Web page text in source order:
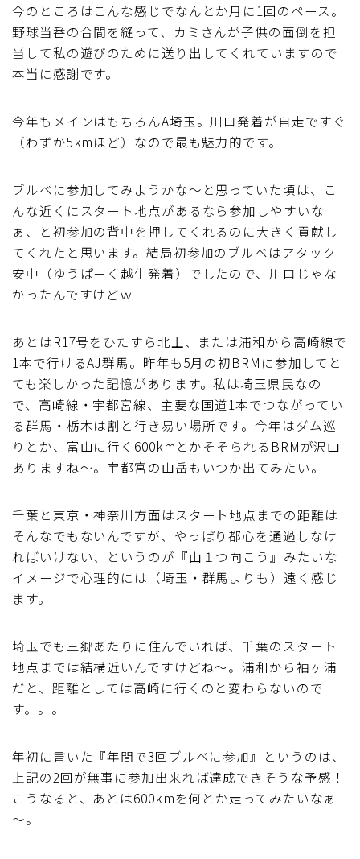
ブルベレポート2022
ブルべレポート2021
ブルベレポート2020
ブルベレポート2018
ブルベレポート2017
ブルベレポート2016
ブルべレポート2015
ブルべレポート2014
ブルべレポート2013
ブルべレポート2012
今のところはこんな感じでなんとか月に1回のペース。
野球当番の合間を縫って、カミさんが子供の面倒を担
当して私の遊びのために送り出してくれていますので
本当に感謝です。
今年もメインはもちろんA埼玉。川口発着が自走ですぐ
（わずか5kmほど）なので最も魅力的です。
ブルベに参加してみようかな～と思っていた頃は、こ
んな近くにスタート地点があるなら参加しやすいな
ぁ、と初参加の背中を押してくれるのに大きく貢献し
てくれたと思います。結局初参加のブルベはアタック
安中（ゆうぱーく越生発着）でしたので、川口じゃな
かったんですけどｗ
あとはR17号をひたすら北上、または浦和から高崎線で
1本で行けるAJ群馬。昨年も5月の初BRMに参加してと
ても楽しかった記憶があります。私は埼玉県民なの
で、高崎線・宇都宮線、主要な国道1本でつながってい
る群馬・栃木は割と行き易い場所です。今年はダム巡
りとか、富山に行く600kmとかそそられるBRMが沢山
ありますね～。宇都宮の山岳もいつか出てみたい。
千葉と東京・神奈川方面はスタート地点までの距離は
そんなでもないんですが、やっぱり都心を通過しなけ
ればいけない、というのが『山１つ向こう』みたいな
イメージで心理的には（埼玉・群馬よりも）遠く感じ
ます。
埼玉でも三郷あたりに住んでいれば、千葉のスタート
地点までは結構近いんですけどね～。浦和から袖ヶ浦
だと、距離としては高崎に行くのと変わらないので
す。。。
年初に書いた『年間で3回ブルベに参加』というのは、
上記の2回が無事に参加出来れば達成できそうな予感！
こうなると、あとは600kmを何とか走ってみたいなぁ
～。